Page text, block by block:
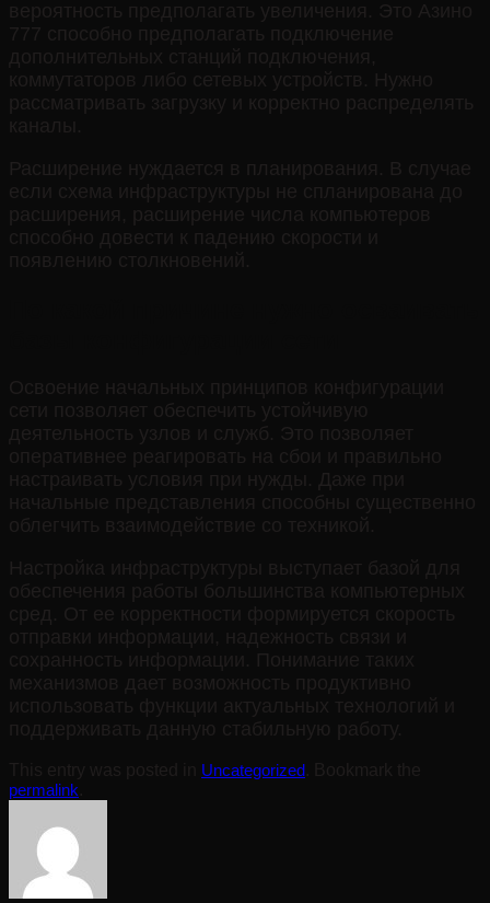
Uncategorized
permalink